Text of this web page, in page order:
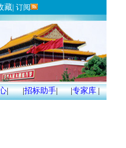
藏| 订阅
| |招标助手| |专家库|